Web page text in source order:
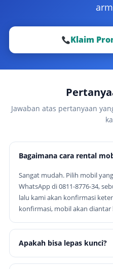
Klaim
Jawaban atas pertanyaan
Bagaimana cara rental
Sangat mudah. Pilih mobil
WhatsApp di 0811-8776-34,
lalu kami akan konfirmasi
konfirmasi, mobil akan diantar
Apakah bisa lepas kunci?
Ya, tersedia opsi lepas kunci